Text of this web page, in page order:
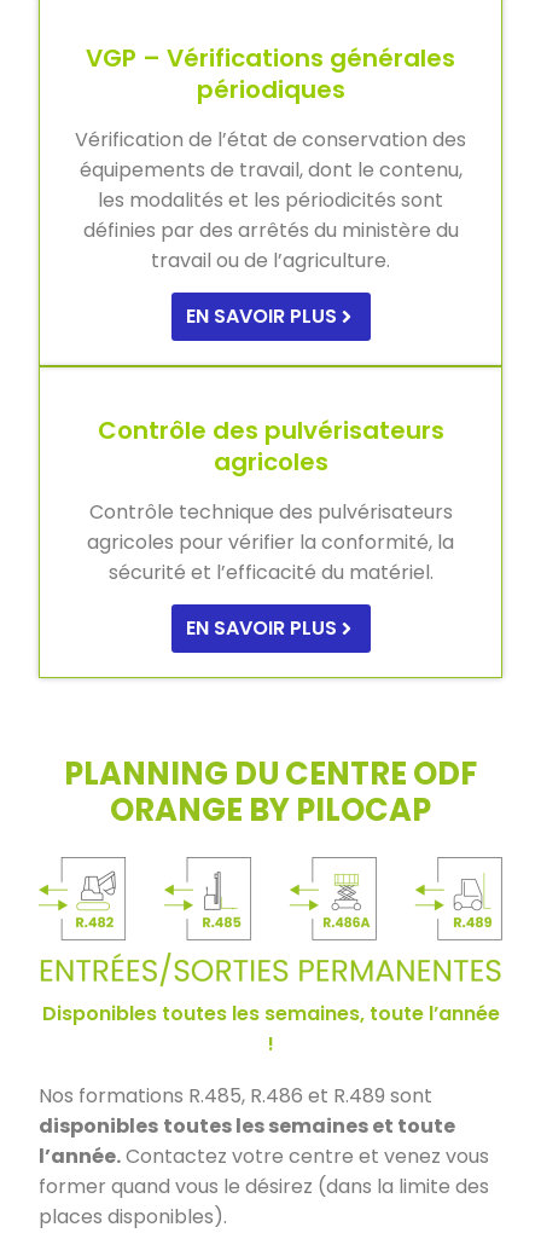
VGP – Vérifications générales
périodiques
Vérification de l’état de conservation des
équipements de travail, dont le contenu,
les modalités et les périodicités sont
définies par des arrêtés du ministère du
travail ou de l’agriculture.
EN SAVOIR PLUS
Contrôle des pulvérisateurs
agricoles
Contrôle technique des pulvérisateurs
agricoles pour vérifier la conformité, la
sécurité et l’efficacité du matériel.
EN SAVOIR PLUS
PLANNING DU CENTRE ODF
ORANGE BY PILOCAP
Disponibles toutes les semaines, toute l’année
!
Nos formations R.485, R.486 et R.489 sont
disponibles toutes les semaines et toute
l’année.Contactez votre centre et venez vous
former quand vous le désirez (dans la limite des
places disponibles).